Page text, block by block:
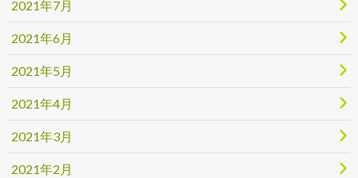
2021年7月
2021年6月
2021年5月
2021年4月
2021年3月
2021年2月